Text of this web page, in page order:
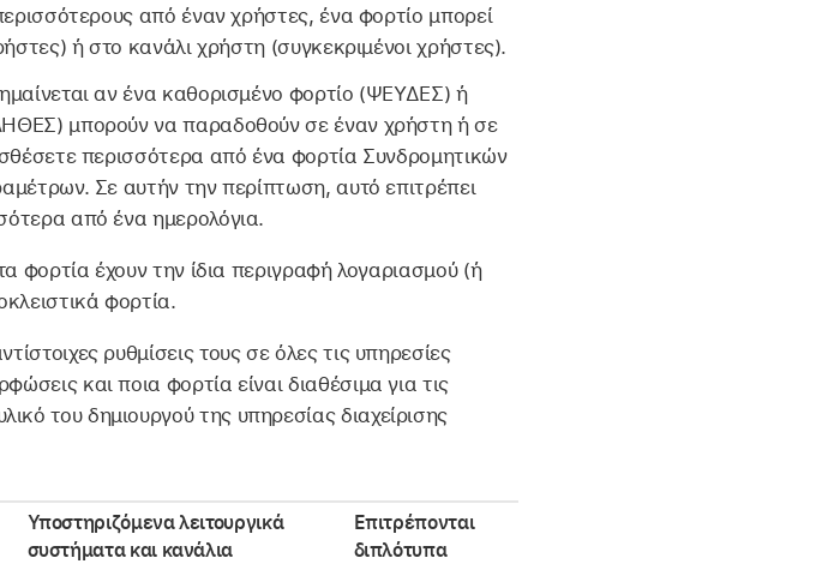
από έναν χρήστες, ένα φορτίο μπορεί
ή στο κανάλι χρήστη (συγκεκριμένοι χρήστες).
αν ένα καθορισμένο φορτίο (ΨΕΥΔΕΣ) ή
μπορούν να παραδοθούν σε έναν χρήστη ή σε
περισσότερα από ένα φορτία Συνδρομητικών
Σε αυτήν την περίπτωση, αυτό επιτρέπει
από ένα ημερολόγια.
φορτία έχουν την ίδια περιγραφή λογαριασμού (ή
φορτία.
ρυθμίσεις τους σε όλες τις υπηρεσίες
και ποια φορτία είναι διαθέσιμα για τις
του δημιουργού της υπηρεσίας διαχείρισης
Υποστηριζόμενα λειτουργικά
συστήματα και κανάλια
Επιτρέπονται
διπλότυπα